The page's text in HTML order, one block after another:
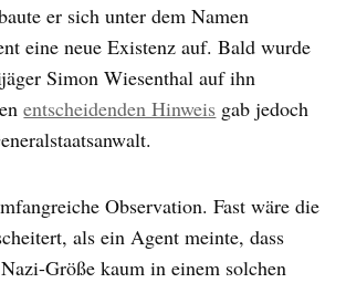
er sich unter dem Namen
eine neue Existenz auf. Bald wurde
Simon Wiesenthal auf ihn
entscheidenden Hinweis gab jedoch
Observation. Fast wäre die
als ein Agent meinte, dass
Größe kaum in einem solchen